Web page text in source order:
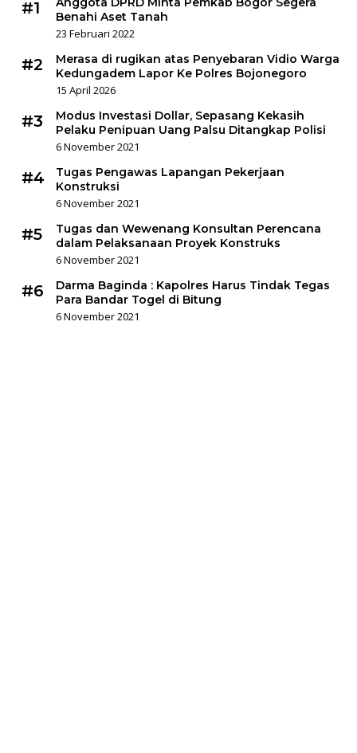
#1
Benahi Aset Tanah
23 Februari 2022
#2
Merasa di rugikan atas Penyebaran Vidio Warga
Kedungadem Lapor Ke Polres Bojonegoro
15 April 2026
#3
Modus Investasi Dollar, Sepasang Kekasih
Pelaku Penipuan Uang Palsu Ditangkap Polisi
6 November 2021
#4
Tugas Pengawas Lapangan Pekerjaan
Konstruksi
6 November 2021
#5
Tugas dan Wewenang Konsultan Perencana
dalam Pelaksanaan Proyek Konstruks
6 November 2021
#6
Darma Baginda : Kapolres Harus Tindak Tegas
Para Bandar Togel di Bitung
6 November 2021